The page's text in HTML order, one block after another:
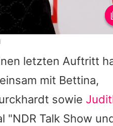
letzten Auftritt
mit Bettina,
sowie
"NDR Talk Show